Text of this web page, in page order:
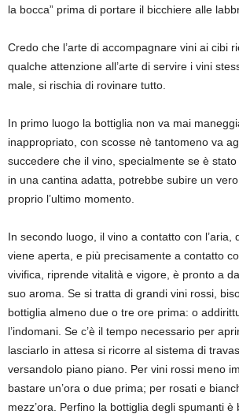
la bocca” prima di portare il bicchiere alle
Credo che l’arte di accompagnare vini ai cibi
qualche attenzione all’arte di servire i vini
male, si rischia di rovinare tutto.
In primo luogo la bottiglia non va mai
inappropriato, con scosse nè tantomeno va
succedere che il vino, specialmente se è stato
in una cantina adatta, potrebbe subire un
proprio l’ultimo momento.
In secondo luogo, il vino a contatto con l’aria,
viene aperta, e più precisamente a contatto
vivifica, riprende vitalità e vigore è pronto a
suo aroma. Se si tratta di grandi vini rossi,
bottiglia almeno due o tre ore prima: o
l’indomani. Se c’è il tempo necessario per
lasciarlo in attesa si ricorre al sistema di
versandolo piano piano. Per vini rossi meno
bastare un’ora o due prima; per rosati e
mezz’ora. Perfino la bottiglia degli spumanti